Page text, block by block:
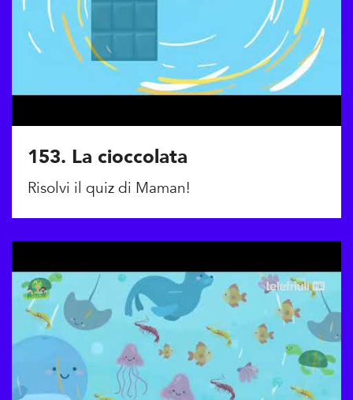
153. La cioccolata
Risolvi il quiz di Maman!